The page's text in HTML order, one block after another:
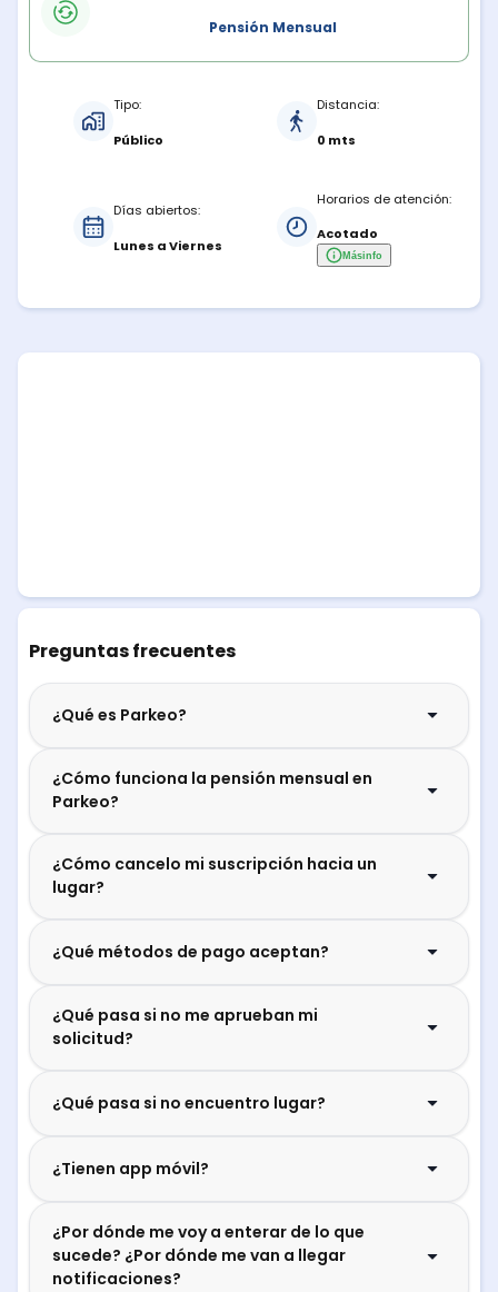
Pensión Mensual
Tipo:
Público
Distancia:
0 mts
Días abiertos:
Lunes a Viernes
Horarios de atención:
Acotado
Másinfo
Preguntas frecuentes
¿Qué es Parkeo?
¿Cómo funciona la pensión mensual en
Parkeo?
¿Cómo cancelo mi suscripción hacia un
lugar?
¿Qué métodos de pago aceptan?
¿Qué pasa si no me aprueban mi
solicitud?
¿Qué pasa si no encuentro lugar?
¿Tienen app móvil?
¿Por dónde me voy a enterar de lo que
sucede? ¿Por dónde me van a llegar
notificaciones?